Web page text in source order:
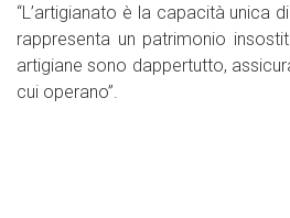
“L’artigianato è la capacità unica
rappresenta un patrimonio
artigiane sono dappertutto,
cui operano”.